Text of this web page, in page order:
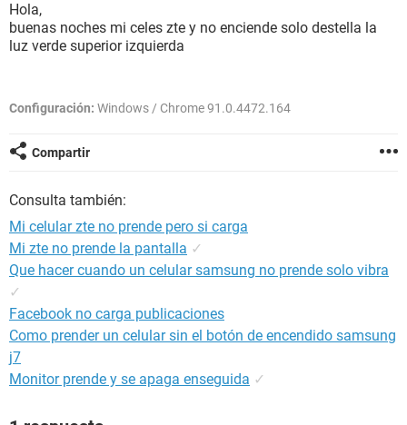
Hola,
buenas noches mi celes zte y no enciende solo destella la
luz verde superior izquierda
Configuración: Windows / Chrome 91.0.4472.164
Compartir
Consulta también:
Mi celular zte no prende pero si carga
Mi zte no prende la pantalla ✓
Que hacer cuando un celular samsung no prende solo vibra
✓
Facebook no carga publicaciones
Como prender un celular sin el botón de encendido samsung
j7
Monitor prende y se apaga enseguida ✓